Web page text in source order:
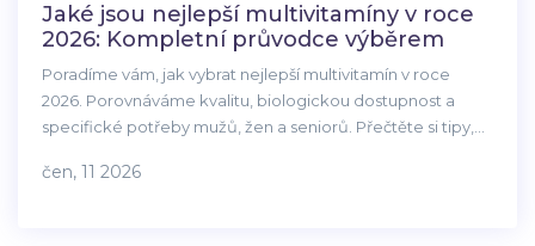
Jaké jsou nejlepší multivitamíny v roce
2026: Kompletní průvodce výběrem
Poradíme vám, jak vybrat nejlepší multivitamín v roce
2026. Porovnáváme kvalitu, biologickou dostupnost a
specifické potřeby mužů, žen a seniorů. Přečtěte si tipy,
čen, 11 2026